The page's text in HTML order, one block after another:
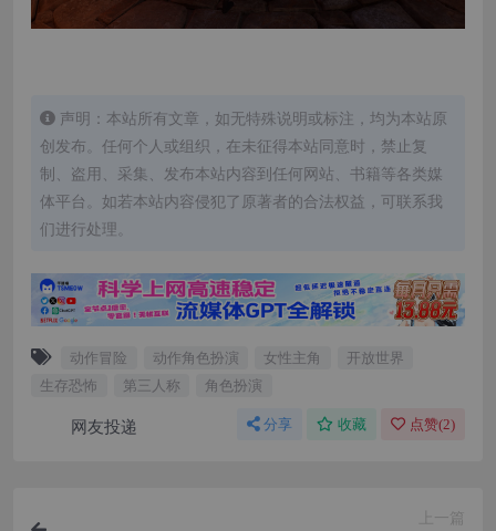
声明：本站所有文章，如无特殊说明或标注，均为本站原
创发布。任何个人或组织，在未征得本站同意时，禁止复
制、盗用、采集、发布本站内容到任何网站、书籍等各类媒
体平台。如若本站内容侵犯了原著者的合法权益，可联系我
们进行处理。
动作冒险 动作角色扮演 女性主角
开放世界
生存恐怖
第三人称 角色扮演
网友投递 分享 收藏 点赞(2)
上一篇